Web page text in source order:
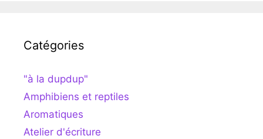
Catégories
"à la dupdup"
Amphibiens et reptiles
Aromatiques
Atelier d'écriture